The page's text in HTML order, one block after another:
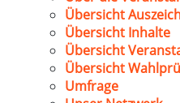
Übersicht
Übersicht Inhalte
Übersicht
Übersicht
Umfrage